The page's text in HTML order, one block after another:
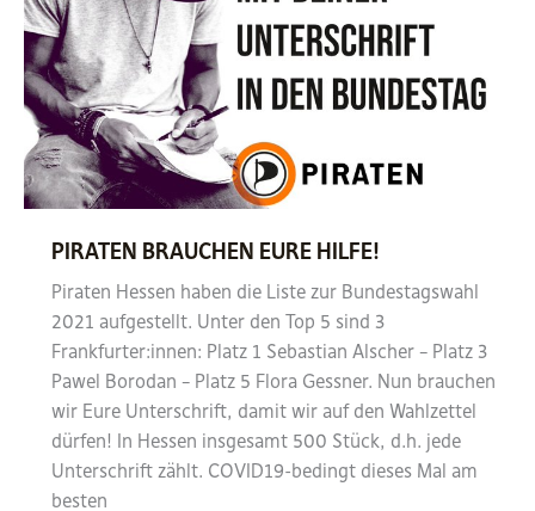
PIRATEN BRAUCHEN EURE HILFE!
Piraten Hessen haben die Liste zur Bundestagswahl
2021 aufgestellt. Unter den Top 5 sind 3
Frankfurter:innen: Platz 1 Sebastian Alscher – Platz 3
Pawel Borodan – Platz 5 Flora Gessner. Nun brauchen
wir Eure Unterschrift, damit wir auf den Wahlzettel
dürfen! In Hessen insgesamt 500 Stück, d.h. jede
Unterschrift zählt. COVID19-bedingt dieses Mal am
besten